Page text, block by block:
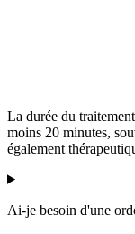
La durée du
moins 20 minutes,
également
Ai-je besoin d'une